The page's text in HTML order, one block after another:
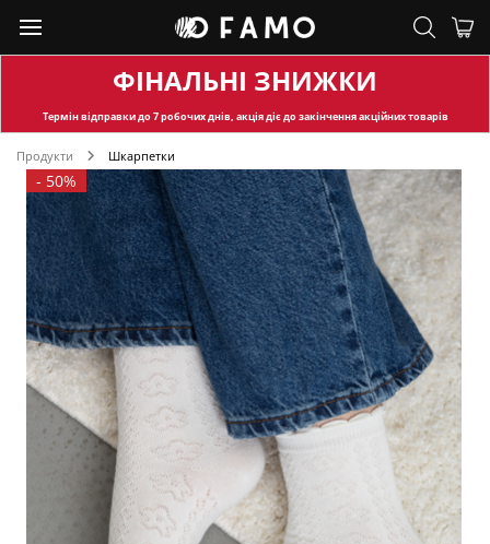
ФІНАЛЬНІ ЗНИЖКИ
Термін відправкидо 7 робочих днів, акція діє до закінчення акційних товарів
Продукти Шкарпетки
- 50%